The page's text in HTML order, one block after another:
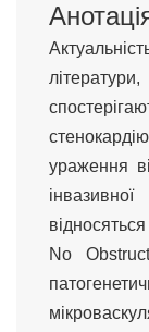
ураження
No